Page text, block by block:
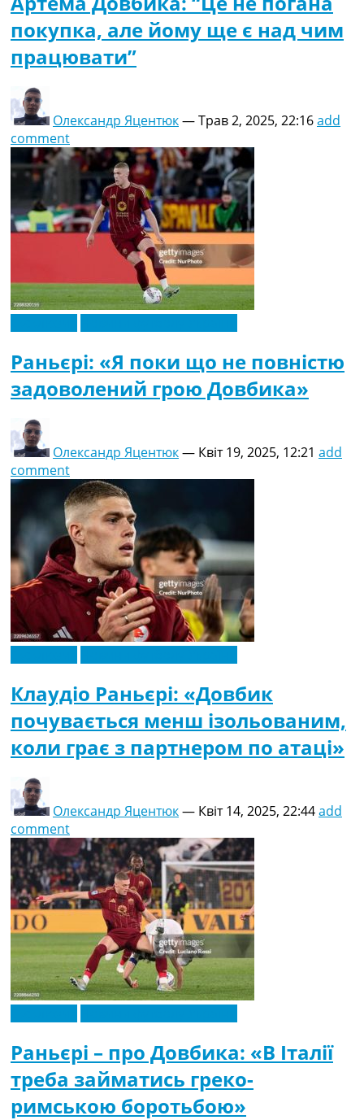
покупка, але йому ще є над чим
працювати”
Олександр Яцентюк—Трав 2, 2025, 22:16add
comment
Раньєрі: «Я поки що не повністю
задоволений грою Довбика»
Олександр Яцентюк— Квіт 19, 2025, 12:21 add
comment
Клаудіо Раньєрі: «Довбик
почувається менш ізольованим,
коли грає з партнером по атаці»
Олександр Яцентюк— Квіт 14, 2025, 22:44add
comment
Раньєрі – про Довбика: «В Італії
треба займатись греко-
римською боротьбою»